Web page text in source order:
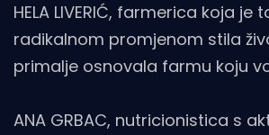
HELA LIVERIĆ, farmerica koja je
radikalnom promjenom stila
primalje osnovala farmu koju
ANA GRBAC, nutricionistica s